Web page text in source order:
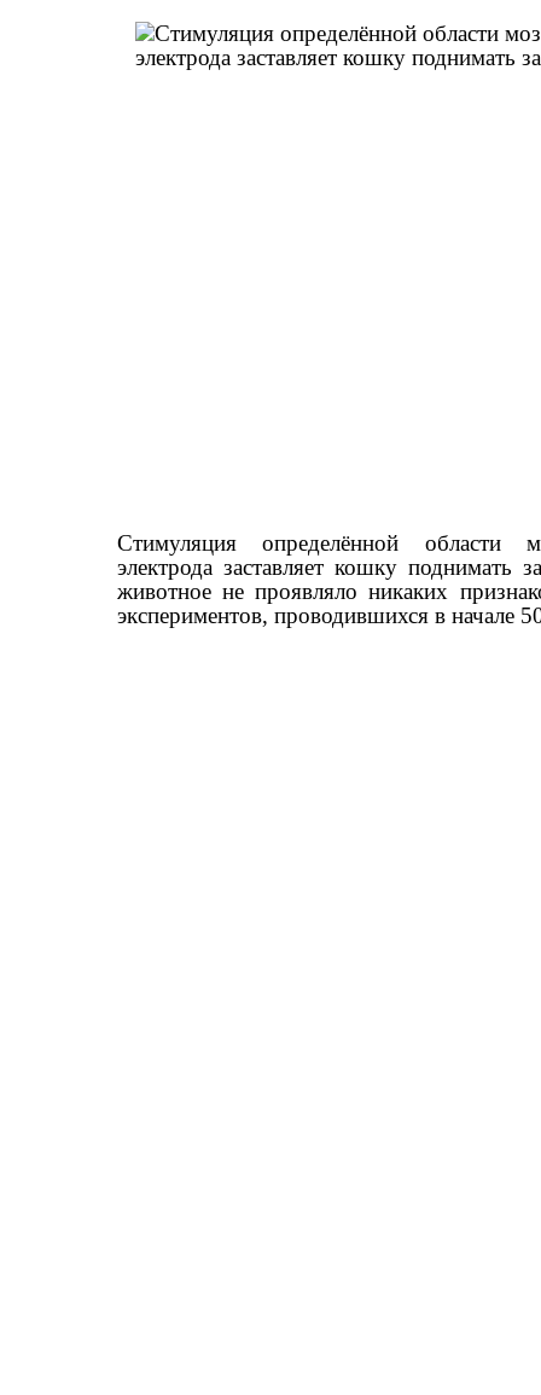
Стимуляция определённой области
электрода заставляет кошку
животное не проявляло никаких
экспериментов, проводившихся в начале